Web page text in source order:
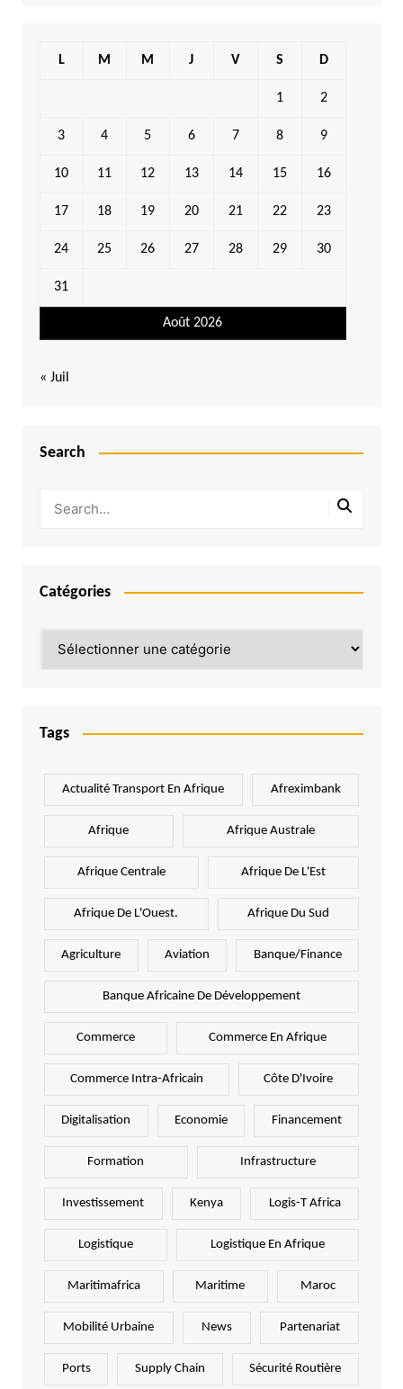
Août 2026
L M M J V S D
1 2
3 4 5 6 7 8 9
10 11 12 13 14 15 16
17 18 19 20 21 22 23
24 25 26 27 28 29 30
31
« Juil
Search
Catégories
Tags
Actualité Transport En Afrique Afreximbank
Afrique Afrique Australe
Afrique Centrale Afrique De L'Est
Afrique De L'Ouest. Afrique Du Sud
Agriculture Aviation Banque/Finance
Banque Africaine De Développement
Commerce Commerce En Afrique
Commerce Intra-Africain Côte D'Ivoire
Digitalisation Economie Financement
Formation Infrastructure
Investissement Kenya Logis-T Africa
Logistique Logistique En Afrique
Maritimafrica Maritime Maroc
Mobilité Urbaine News Partenariat
Ports Supply Chain Sécurité Routière